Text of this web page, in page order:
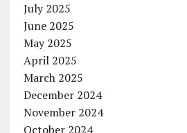
July 2025
June 2025
May 2025
April 2025
March 2025
December 2024
November 2024
October 2024